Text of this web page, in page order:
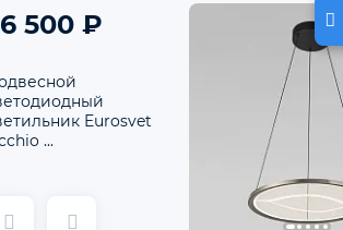
26 500 ₽
Подвесной
светодиодный
светильник Eurosvet
Occhio ...